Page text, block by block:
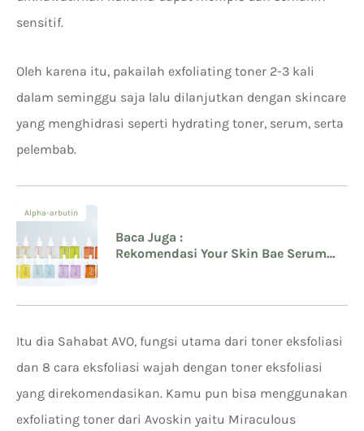
sensitif.
Oleh karena itu, pakailah exfoliating toner 2-3 kali
dalam seminggu saja lalu dilanjutkan dengan skincare
yang menghidrasi seperti hydrating toner, serum, serta
pelembab.
Alpha-arbutin
Baca Juga :
Rekomendasi Your Skin Bae Serum
Lainnya
Itu dia Sahabat AVO, fungsi utama dari toner eksfoliasi
dan 8 cara eksfoliasi wajah dengan toner eksfoliasi
yang direkomendasikan. Kamu pun bisa menggunakan
exfoliating toner dari Avoskin yaitu Miraculous